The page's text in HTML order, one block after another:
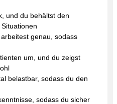
und du behältst den
genau, sodass
um, und du zeigst
belastbar, sodass du den
sodass du sicher